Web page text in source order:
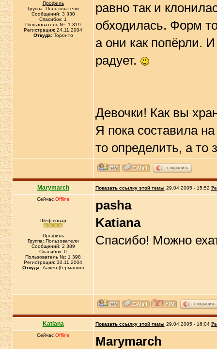
Профиль
Группа: Пользователи
Сообщений: 3 330
Спасибок: 1
Пользователь №: 1 319
Регистрация: 24.11.2004
Откуда:Торонто
равно так и
обходилась. Форм
а они как попёрли.
радует.
Девочки! Как вы
Я пока составила
то определить, а то
сохранить
Marymarch Показать ссылку этой темы 29.04.2005 - 15:52
Сейчас Offline
Шеф-повар
Профиль
Группа: Пользователи
Сообщений: 2 389
Спасибок: 0
Пользователь №: 1 398
Регистрация: 30.11.2004
Откуда: Аахен (Германия)
pasha
Katiana
Спасибо! Можно
сохранить
Katiana Показать ссылку этой темы 29.04.2005 - 16:04
Сейчас Offline
Marymarch